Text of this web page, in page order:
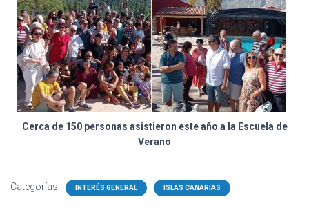
Cerca de 150 personas asistieron este año a la Escuela de
Verano
Categorías: INTERÉS GENERAL ISLAS CANARIAS